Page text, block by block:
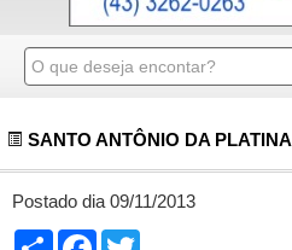
SANTO ANTÔNIO DA PLATINA
Postado dia 09/11/2013
Compartilhar
Facebook